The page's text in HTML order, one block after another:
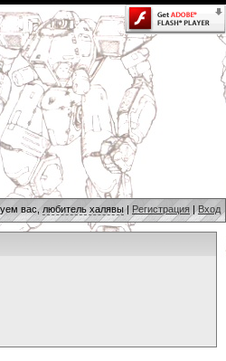
вас, любитель халявы | Регистрация |Вход